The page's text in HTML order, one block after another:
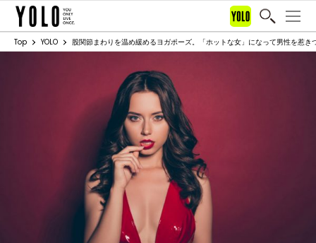
Top YOLO 股関節まわりを温め緩めるヨガポーズ。「ホットな女」になって男性を惹